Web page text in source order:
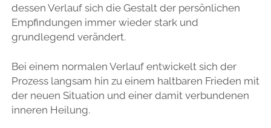
dessen Verlauf sich die Gestalt der persönlichen
Empfindungen immer wieder stark und
grundlegend verändert.
Bei einem normalen Verlauf entwickelt sich der
Prozess langsam hin zu einem haltbaren Frieden mit
der neuen Situation und einer damit verbundenen
inneren Heilung.